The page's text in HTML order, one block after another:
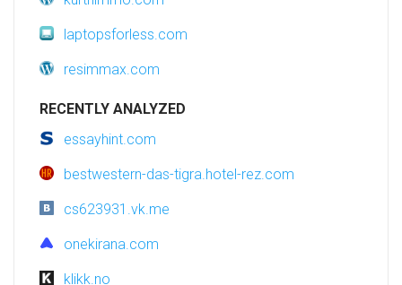
laptopsforless.com
resimmax.com
RECENTLY ANALYZED
essayhint.com
bestwestern-das-tigra.hotel-rez.com
cs623931.vk.me
onekirana.com
klikk.no